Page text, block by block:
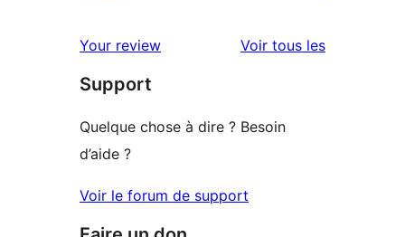
2
à
1
Your review Voir tous lesavis
Support
Quelque chose à dire ? Besoin
d’aide ?
Voir le forum de support